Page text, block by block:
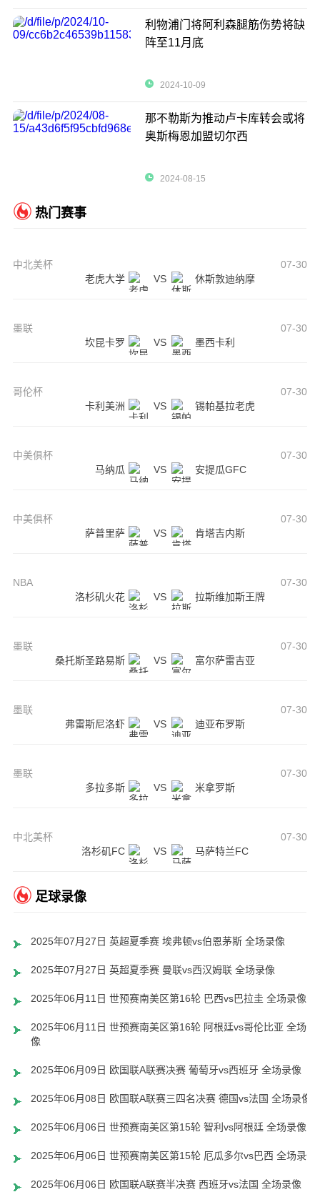
利物浦门将阿利森腿筋伤势将缺
阵至11月底
2024-10-09
那不勒斯为推动卢卡库转会或将
奥斯梅恩加盟切尔西
2024-08-15
热门赛事
中北美杯
07-30
老虎大学
VS 休斯敦迪纳摩
墨联
07-30
坎昆卡罗
VS 墨西卡利
哥伦杯
07-30
卡利美洲
VS 锡帕基拉老虎
中美俱杯
07-30
马纳瓜
VS 安提瓜GFC
中美俱杯
07-30
萨普里萨
VS 肯塔吉内斯
NBA
07-30
洛杉矶火花
VS 拉斯维加斯王牌
墨联
07-30
桑托斯圣路易斯
VS 富尔萨雷吉亚
墨联
07-30
弗雷斯尼洛虾
VS 迪亚布罗斯
墨联
07-30
多拉多斯
VS 米拿罗斯
中北美杯
07-30
洛杉矶FC
VS 马萨特兰FC
足球录像
2025年07月27日 英超夏季赛 埃弗顿vs伯恩茅斯 全场录像
2025年07月27日 英超夏季赛 曼联vs西汉姆联 全场录像
2025年06月11日 世预赛南美区第16轮 巴西vs巴拉圭 全场录像
2025年06月11日 世预赛南美区第16轮 阿根廷vs哥伦比亚 全场录
像
2025年06月09日 欧国联A联赛决赛 葡萄牙vs西班牙 全场录像
2025年06月08日 欧国联A联赛三四名决赛 德国vs法国 全场录像
2025年06月06日 世预赛南美区第15轮 智利vs阿根廷 全场录像
2025年06月06日 世预赛南美区第15轮 厄瓜多尔vs巴西 全场录像
2025年06月06日 欧国联A联赛半决赛 西班牙vs法国 全场录像